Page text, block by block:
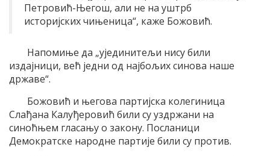
Петровић-Његош, али не на уштрб
историјских чињеница“, каже Божовић.
Напомиње да „ујединитељи нису били
издајници, већ једни од најбољих синова наше
државе“.
Божовић и његова партијска колегиница
Слађана Калуђеровић били су уздржани на
синоћњем гласању о закону. Посланици
Демократске народне партије били су против.